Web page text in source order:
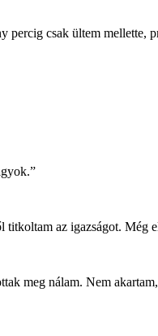
csak ültem mellette,
az igazságot. Még
meg nálam. Nem